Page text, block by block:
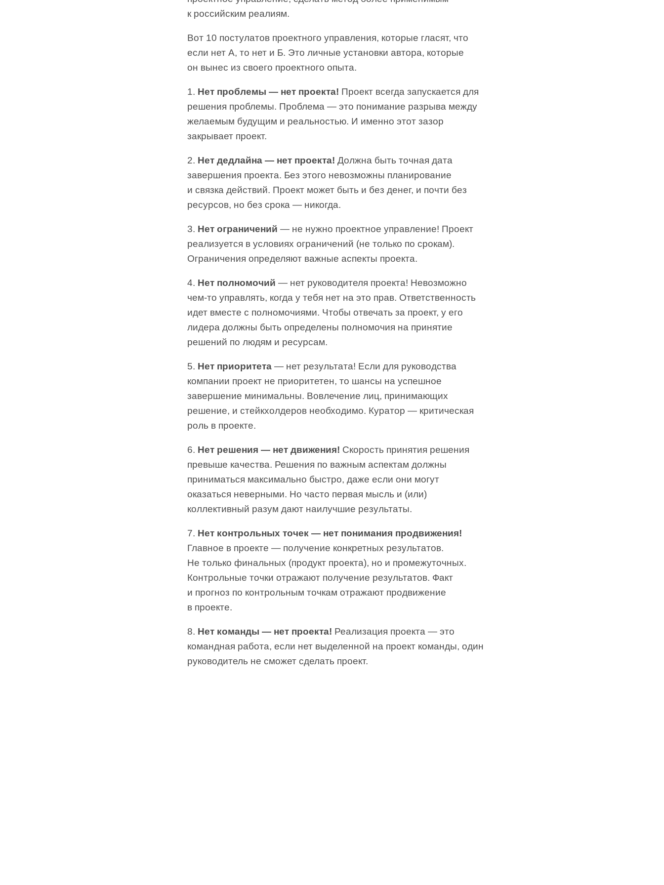
к российским реалиям.
Вот 10 постулатов проектного управления, которые гласят, что
если нет А, то нет и Б. Это личные установки автора, которые
он вынес из своего проектного опыта.
1. Нет проблемы — нет проекта! Проект всегда запускается для
решения проблемы. Проблема — это понимание разрыва между
желаемым будущим и реальностью. И именно этот зазор
закрывает проект.
2. Нет дедлайна — нет проекта! Должна быть точная дата
завершения проекта. Без этого невозможны планирование
и связка действий. Проект может быть и без денег, и почти без
ресурсов, но без срока — никогда.
3. Нет ограничений — не нужно проектное управление! Проект
реализуется в условиях ограничений (не только по срокам).
Ограничения определяют важные аспекты проекта.
4. Нет полномочий — нет руководителя проекта! Невозможно
чем-то управлять, когда у тебя нет на это прав. Ответственность
идет вместе с полномочиями. Чтобы отвечать за проект, у его
лидера должны быть определены полномочия на принятие
решений по людям и ресурсам.
5. Нет приоритета — нет результата! Если для руководства
компании проект не приоритетен, то шансы на успешное
завершение минимальны. Вовлечение лиц, принимающих
решение, и стейкхолдеров необходимо. Куратор — критическая
роль в проекте.
6. Нет решения — нет движения! Скорость принятия решения
превыше качества. Решения по важным аспектам должны
приниматься максимально быстро, даже если они могут
оказаться неверными. Но часто первая мысль и (или)
коллективный разум дают наилучшие результаты.
7. Нет контрольных точек — нет понимания продвижения!
Главное в проекте — получение конкретных результатов.
Не только финальных (продукт проекта), но и промежуточных.
Контрольные точки отражают получение результатов. Факт
и прогноз по контрольным точкам отражают продвижение
в проекте.
8. Нет команды — нет проекта! Реализация проекта — это
командная работа, если нет выделенной на проект команды, один
руководитель не сможет сделать проект.